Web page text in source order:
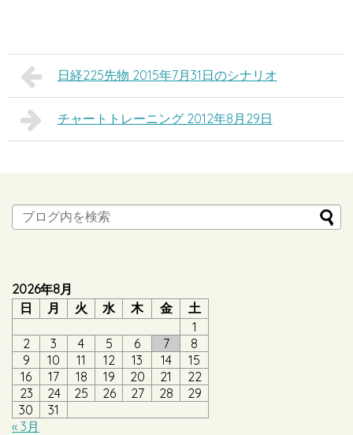
日経225先物 2015年7月31日のシナリオ
チャートトレーニング 2012年8月29日
2026年8月
日
月 火 水 木 金
土
1
2
3 4 5 6 7
8
9
10 11 12 13 14
15
16
17 18 19 20 21
22
23
24 25 26 27 28
29
30
31
« 3月